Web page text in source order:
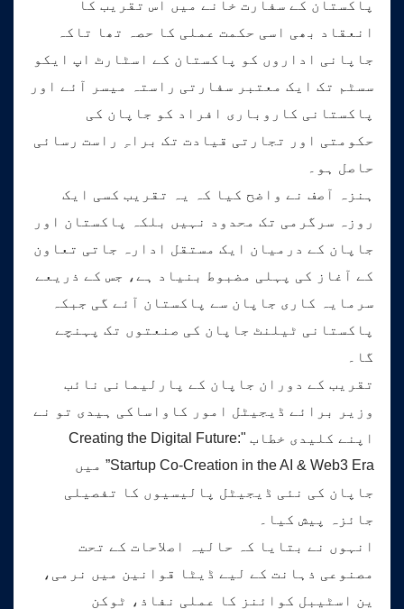
پاکستان کے سفارت خانے میں اس تقریب کا
انعقاد بھی اسی حکمت عملی کا حصہ تھا تاکہ
جاپانی اداروں کو پاکستان کے اسٹارٹ اپ ایکو
سسٹم تک ایک معتبر سفارتی راستہ میسر آئے اور
پاکستانی کاروباری افراد کو جاپان کی
حکومتی اور تجارتی قیادت تک براہِ راست رسائی
حاصل ہو۔
ہنزہ آصف نے واضح کیا کہ یہ تقریب کسی ایک
روزہ سرگرمی تک محدود نہیں بلکہ پاکستان اور
جاپان کے درمیان ایک مستقل ادارہ جاتی تعاون
کے آغاز کی پہلی مضبوط بنیاد ہے، جس کے ذریعے
سرمایہ کاری جاپان سے پاکستان آئے گی جبکہ
پاکستانی ٹیلنٹ جاپان کی صنعتوں تک پہنچے
گا۔
تقریب کے دوران جاپان کے پارلیمانی نائب
وزیر برائے ڈیجیٹل امور کاواساکی ہیدی تو نے
اپنے کلیدی خطاب "Creating the Digital Future:
Startup Co-Creation in the AI & Web3 Era” میں
جاپان کی نئی ڈیجیٹل پالیسیوں کا تفصیلی
جائزہ پیش کیا۔
انہوں نے بتایا کہ حالیہ اصلاحات کے تحت
مصنوعی ذہانت کے لیے ڈیٹا قوانین میں نرمی،
ین اسٹیبل کوائنز کا عملی نفاذ، ٹوکن